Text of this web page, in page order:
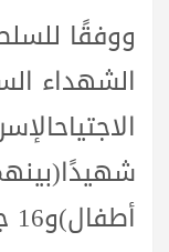
ووفقًا
الشهداء
الاجتياح
شهيدًا
أطفال)و16